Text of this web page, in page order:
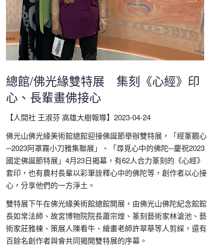
總館/佛光緣雙特展 集刻《心經》印
心、長輩畫佛接心
【人間社 王淑芬 高雄大樹報導】2023-04-24
佛光山佛光緣美術館總館迎接佛誕節舉辦雙特展，「經篆觀心
─2023阿罩霧小刀雅集聯展」、「尋覓心中的佛陀─慶祝2023
國定佛誕節特展」4月23日揭幕，有62人合力篆刻的《心經》
套印，也有農村長輩以彩筆詮釋心中的佛陀等，創作者以心接
心，分享他們的一方淨土。
雙特展下午在佛光緣美術館總館開展，由佛光山佛陀紀念館館
長如常法師、故宮博物院院長蕭宗煌、篆刻藝術家林滄池、藝
術家莊雅棟、策展人陳看牛、繪畫老師許翠華等人剪綵，還有
百餘名創作者與會共同揭開雙特展的序幕。